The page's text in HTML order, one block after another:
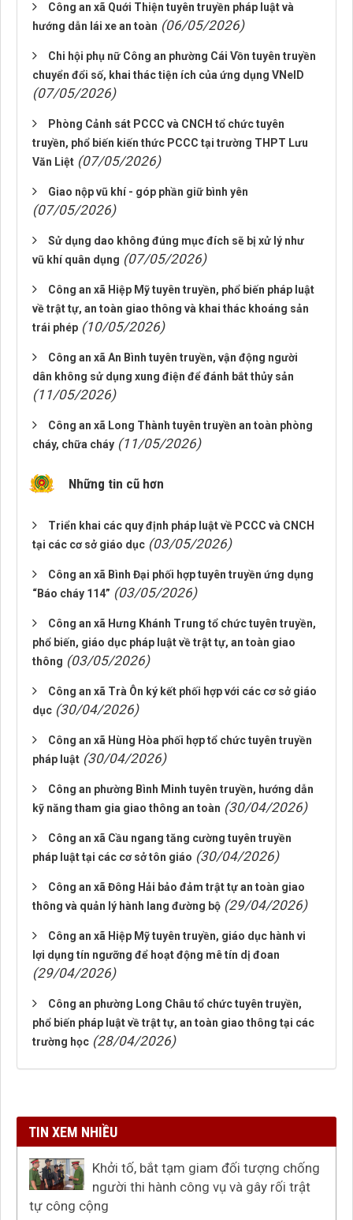
Công an xã Quới Thiện tuyên truyền pháp luật và
hướng dẫn lái xe an toàn (06/05/2026)
Chi hội phụ nữ Công an phường Cái Vồn tuyên truyền
chuyển đổi số, khai thác tiện ích của ứng dụng VNeID
(07/05/2026)
Phòng Cảnh sát PCCC và CNCH tổ chức tuyên
truyền, phổ biến kiến thức PCCC tại trường THPT Lưu
Văn Liệt (07/05/2026)
Giao nộp vũ khí - góp phần giữ bình yên
(07/05/2026)
Sử dụng dao không đúng mục đích sẽ bị xử lý như
vũ khí quân dụng (07/05/2026)
Công an xã Hiệp Mỹ tuyên truyền, phổ biến pháp luật
về trật tự, an toàn giao thông và khai thác khoáng sản
trái phép (10/05/2026)
Công an xã An Bình tuyên truyền, vận động người
dân không sử dụng xung điện để đánh bắt thủy sản
(11/05/2026)
Công an xã Long Thành tuyên truyền an toàn phòng
cháy, chữa cháy (11/05/2026)
Những tin cũ hơn
Triển khai các quy định pháp luật về PCCC và CNCH
tại các cơ sở giáo dục (03/05/2026)
Công an xã Bình Đại phối hợp tuyên truyền ứng dụng
“Báo cháy 114” (03/05/2026)
Công an xã Hưng Khánh Trung tổ chức tuyên truyền,
phổ biến, giáo dục pháp luật về trật tự, an toàn giao
thông (03/05/2026)
Công an xã Trà Ôn ký kết phối hợp với các cơ sở giáo
dục (30/04/2026)
Công an xã Hùng Hòa phối hợp tổ chức tuyên truyền
pháp luật (30/04/2026)
Công an phường Bình Minh tuyên truyền, hướng dẫn
kỹ năng tham gia giao thông an toàn (30/04/2026)
Công an xã Cầu ngang tăng cường tuyên truyền
pháp luật tại các cơ sở tôn giáo (30/04/2026)
Công an xã Đông Hải bảo đảm trật tự an toàn giao
thông và quản lý hành lang đường bộ (29/04/2026)
Công an xã Hiệp Mỹ tuyên truyền, giáo dục hành vi
lợi dụng tín ngưỡng để hoạt động mê tín dị đoan
(29/04/2026)
Công an phường Long Châu tổ chức tuyên truyền,
phổ biến pháp luật về trật tự, an toàn giao thông tại các
trường học (28/04/2026)
TIN XEM NHIỀU
Khởi tố, bắt tạm giam đối tượng chống
người thi hành công vụ và gây rối trật
tự công cộng